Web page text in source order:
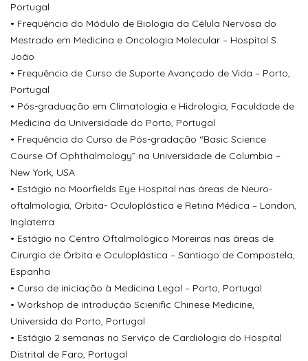
Portugal
• Frequência do Módulo de Biologia da Célula Nervosa do
Mestrado em Medicina e Oncologia Molecular – Hospital S.
João
• Frequência de Curso de Suporte Avançado de Vida – Porto,
Portugal
• Pós-graduação em Climatologia e Hidrologia, Faculdade de
Medicina da Universidade do Porto, Portugal
• Frequência do Curso de Pós-gradação “Basic Science
Course Of Ophthalmology” na Universidade de Columbia –
New York, USA
• Estágio no Moorfields Eye Hospital nas áreas de Neuro-
oftalmologia, Orbita- Oculoplástica e Retina Médica – London,
Inglaterra
• Estágio no Centro Oftalmológico Moreiras nas áreas de
Cirurgia de Órbita e Oculoplástica – Santiago de Compostela,
Espanha
• Curso de iniciação à Medicina Legal – Porto, Portugal
• Workshop de introdução Scienific Chinese Medicine,
Universida do Porto, Portugal
• Estágio 2 semanas no Serviço de Cardiologia do Hospital
Distrital de Faro, Portugal